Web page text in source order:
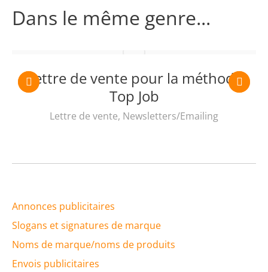
Dans le même genre...
Lettre de vente pour la méthode
Top Job
Lettre de vente, Newsletters/Emailing
Annonces publicitaires
Slogans et signatures de marque
Noms de marque/noms de produits
Envois publicitaires